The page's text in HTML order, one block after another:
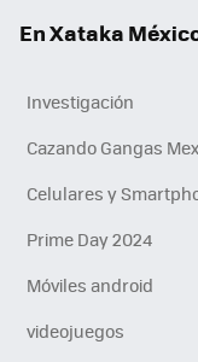
En Xataka
Investigación
Cazando Gangas
Celulares y
Prime Day 2024
Móviles android
videojuegos